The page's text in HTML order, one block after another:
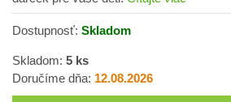
Dostupnosť: Skladom
Skladom: 5 ks
Doručíme dňa: 12.08.2026